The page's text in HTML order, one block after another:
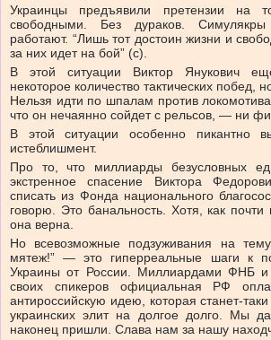
Украинцы предъявили претензии на
свободными. Без дураков.
работают. “Лишь тот достоин жизни и
за них идет на бой” (с).
В этой ситуации Виктор Янукович
некоторое количество тактических побед,
Нельзя идти по шпалам против
что он нечаянно сойдет с рельсов, — ни
В этой ситуации особенно пикантно
истеблишмент.
Про то, что миллиарды безусловных
экстренное спасение Виктора
списать из Фонда национального
говорю. Это банальность. Хотя, как почти
она верна.
Но всевозможные подзуживания на
мятеж!” — это гиперреальные шаги к
Украины от России. Миллиардами ФНБ
своих спикеров официальная РФ
антироссийскую идею, которая станет-
украинских элит на долгое долго. Мы
наконец пришли. Слава нам за нашу